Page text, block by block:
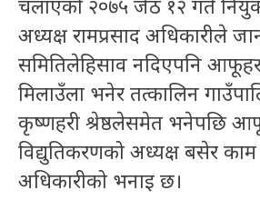
चलाएको २०७५ जेठ १२ गते
अध्यक्ष रामप्रसाद अधिकारीले
समितिलेहिसाव नदिएपनि
मिलाउँला भनेर तत्कालिन
कृष्णहरी श्रेष्ठलेसमेत भनेपछि
विद्युतिकरणको अध्यक्ष बसेर
अधिकारीको भनाइ छ।